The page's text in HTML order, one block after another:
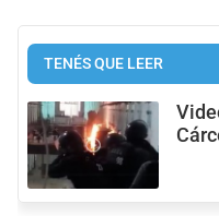
TENÉS QUE LEER